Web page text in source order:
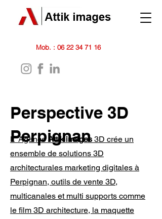
Mob. : 06 22 34 71 16
L' AgenceAttik images 3D crée un
ensemble de solutions 3D
architecturales marketing digitales à
Perpignan, outils de vente 3D,
multicanales et multi supports comme
le film 3D architecture, la maquette
Perspective 3D
Perpignan